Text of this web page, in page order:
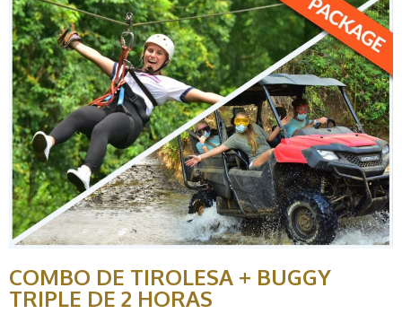
COMBO DE TIROLESA + BUGGY
TRIPLE DE 2 HORAS